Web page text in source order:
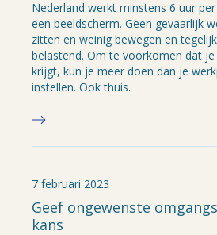
Nederland werkt minstens 6 uur
een beeldscherm. Geen gevaarlijk
zitten en weinig bewegen en
belastend. Om te voorkomen dat
krijgt, kun je meer doen dan je
instellen. Ook thuis.
7 februari 2023
Geef ongewenste
kans